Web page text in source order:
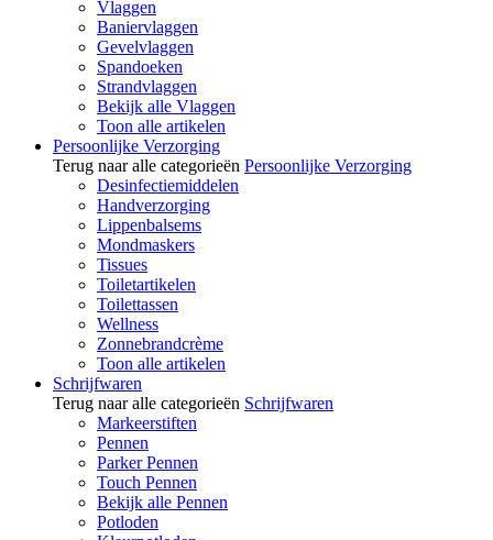
Vlaggen
Baniervlaggen
Gevelvlaggen
Spandoeken
Strandvlaggen
Bekijk alle Vlaggen
Toon alle artikelen
Persoonlijke Verzorging
Terug naar alle categorieën Persoonlijke Verzorging
Desinfectiemiddelen
Handverzorging
Lippenbalsems
Mondmaskers
Tissues
Toiletartikelen
Toilettassen
Wellness
Zonnebrandcrème
Toon alle artikelen
Schrijfwaren
Terug naar alle categorieën Schrijfwaren
Markeerstiften
Pennen
Parker Pennen
Touch Pennen
Bekijk alle Pennen
Potloden